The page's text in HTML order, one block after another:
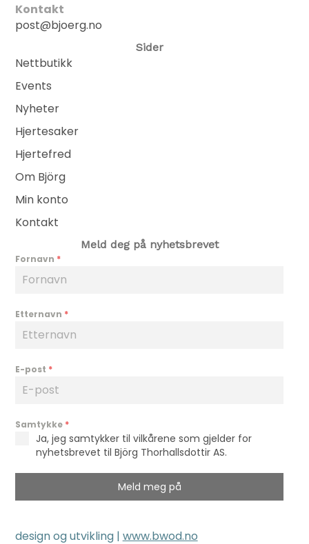
Kontakt
post@bjoerg.no
Sider
Nettbutikk
Events
Nyheter
Hjertesaker
Hjertefred
Om Björg
Min konto
Kontakt
Meld deg på nyhetsbrevet
Fornavn *
Etternavn *
E-post *
Samtykke *
Ja, jeg samtykker til vilkårene som gjelder for
nyhetsbrevet til Björg Thorhallsdottir AS.
Meld meg på
design og utvikling | www.bwod.no